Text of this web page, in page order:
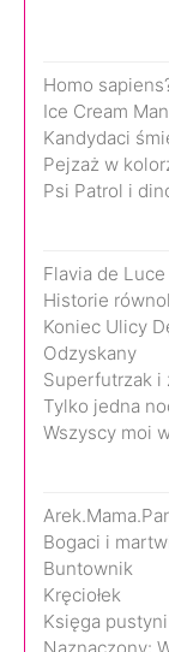
Homo
Ice Cream Man
Kandydaci
Pejzaż w
Psi Patrol i
Flavia de Luce
Historie
Koniec Ulicy
Odzyskany
Superfutrzak i
Tylko jedna
Wszyscy moi
Bogaci i
Buntownik
Kręciołek
Księga pustyni